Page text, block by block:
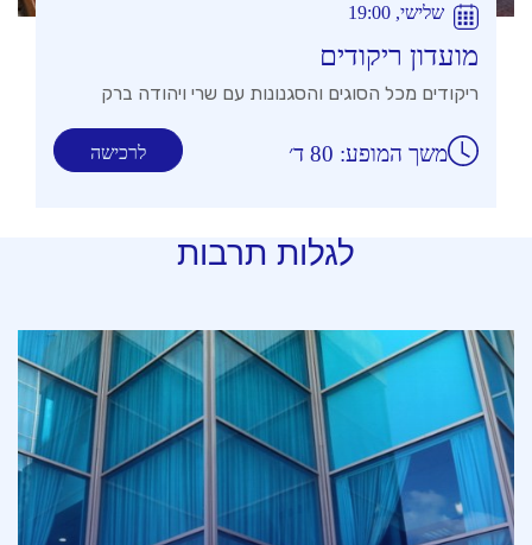
שלישי, 19:00
מועדון ריקודים
ריקודים מכל הסוגים והסגנונות עם שרי ויהודה ברק
לרכישה משך המופע: 80 ד׳
לגלות תרבות